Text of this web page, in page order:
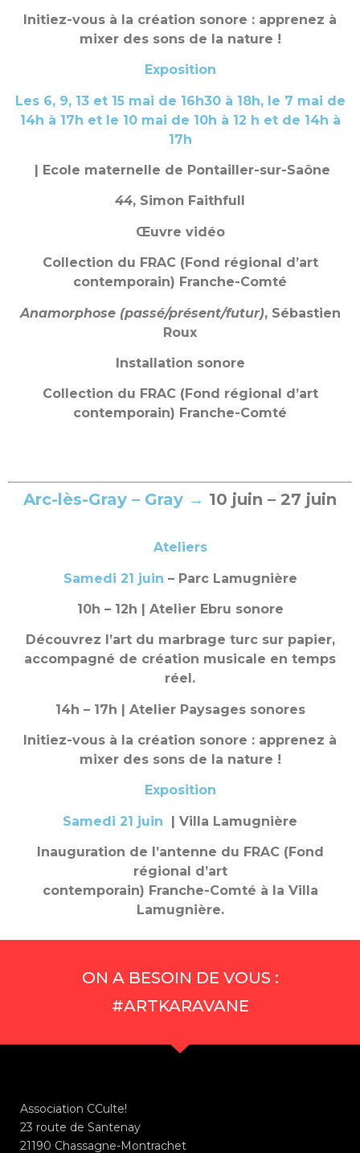
Initiez-vous à la création sonore : apprenez à
mixer des sons de la nature !
Exposition
Les 6, 9, 13 et 15 mai de 16h30 à 18h, le 7 mai de
14h à 17h et le 10 mai de 10h à 12 h et de 14h à
17h
| Ecole maternelle de Pontailler-sur-Saône
44, Simon Faithfull
Œuvre vidéo
Collection du FRAC (Fond régional d’art
contemporain) Franche-Comté
Anamorphose (passé/présent/futur), Sébastien
Roux
Installation sonore
Collection du FRAC (Fond régional d’art
contemporain) Franche-Comté
Arc-lès-Gray – Gray → 10 juin – 27 juin
Ateliers
Samedi 21 juin – Parc Lamugnière
10h – 12h | Atelier Ebru sonore
Découvrez l’art du marbrage turc sur papier,
accompagné de création musicale en temps
réel.
14h – 17h | Atelier Paysages sonores
Initiez-vous à la création sonore : apprenez à
mixer des sons de la nature !
Exposition
Samedi 21 juin | Villa Lamugnière
Inauguration de l’antenne du FRAC (Fond
régional d’art
contemporain) Franche-Comté à la Villa
Lamugnière.
ON A BESOIN DE VOUS :
#ARTKARAVANE
Association CCulte!
23 route de Santenay
21190 Chassagne-Montrachet